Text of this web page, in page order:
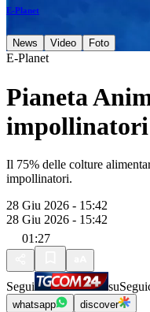
E-Planet
News Video Foto
E-Planet
Pianeta
impollinatori
Il 75% delle colture
impollinatori.
28 Giu 2026 - 15:42
28 Giu 2026 - 15:42
01:27
Segui su
whatsapp discover